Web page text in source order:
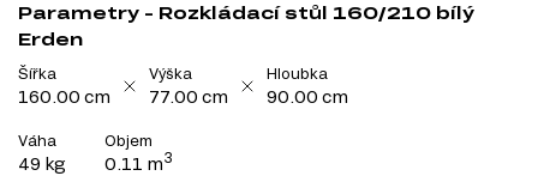
Parametry - Rozkládací stůl 160/210 bílý
Erden
Šířka
160.00 cm
Výška
77.00 cm
Hloubka
90.00 cm
Váha
49 kg
Objem
0.11 m3